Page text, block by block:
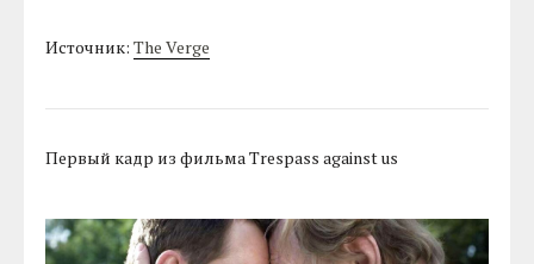
Источник:The Verge
Первый кадр из фильма Trespass against us